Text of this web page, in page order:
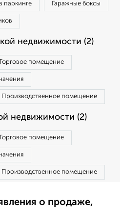
паркинге Гаражные боксы
недвижимости (2)
помещение
Производственное помещение
недвижимости (2)
помещение
Производственное помещение
о продаже,